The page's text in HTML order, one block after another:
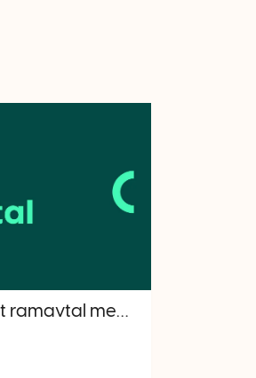
Voky har skrivit ett ramavtal med Landskrona stad